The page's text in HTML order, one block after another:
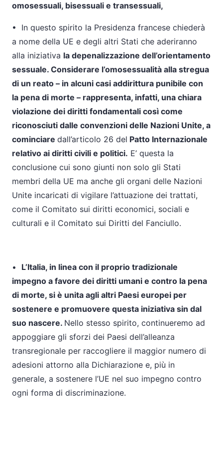
omosessuali, bisessuali e transessuali,
•
In questo spirito la Presidenza francese chiederà
a nome della UE e degli altri Stati che aderiranno
alla iniziativa la depenalizzazione dell’orientamento
sessuale. Considerare l’omosessualità alla stregua
di un reato – in alcuni casi addirittura punibile con
la pena di morte – rappresenta, infatti, una chiara
violazione dei diritti fondamentali così come
riconosciuti dalle convenzioni delle Nazioni Unite, a
cominciare dall’articolo 26 del Patto Internazionale
relativo ai diritti civili e politici. E’ questa la
conclusione cui sono giunti non solo gli Stati
membri della UE ma anche gli organi delle Nazioni
Unite incaricati di vigilare l’attuazione dei trattati,
come il Comitato sui diritti economici, sociali e
culturali e il Comitato sui Diritti del Fanciullo.
•
L’Italia, in linea con il proprio tradizionale
impegno a favore dei diritti umani e contro la pena
di morte, si è unita agli altri Paesi europei per
sostenere e promuovere questa iniziativa sin dal
suo nascere. Nello stesso spirito, continueremo ad
appoggiare gli sforzi dei Paesi dell’alleanza
transregionale per raccogliere il maggior numero di
adesioni attorno alla Dichiarazione e, più in
generale, a sostenere l’UE nel suo impegno contro
ogni forma di discriminazione.